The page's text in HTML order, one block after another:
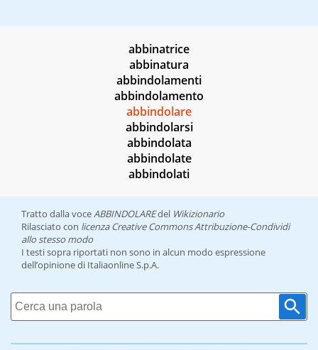
abbinatrice
abbinatura
abbindolamenti
abbindolamento
abbindolare
abbindolarsi
abbindolata
abbindolate
abbindolati
Tratto dalla voceABBINDOLAREdel Wikizionario
Rilasciato con licenza Creative Commons Attribuzione-Condividi
allo stesso modo
I testi sopra riportati non sono in alcun modo espressione
dell’opinione di Italiaonline S.p.A.